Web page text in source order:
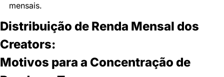
mensais.
Distribuição de Renda Mensal dos
Creators:
Motivos para a Concentração de